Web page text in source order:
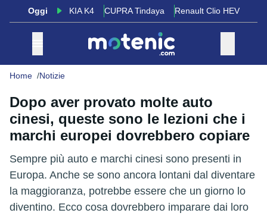
Oggi KIA K4 CUPRA Tindaya Renault Clio HEV
Home Notizie
Dopo aver provato molte auto
cinesi, queste sono le lezioni che i
marchi europei dovrebbero copiare
Sempre più auto e marchi cinesi sono presenti in
Europa. Anche se sono ancora lontani dal diventare
la maggioranza, potrebbe essere che un giorno lo
diventino. Ecco cosa dovrebbero imparare dai loro